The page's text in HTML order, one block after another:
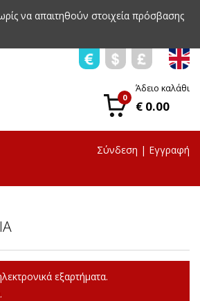
να απαιτηθούν στοιχεία πρόσβασης
0
Άδειο καλάθι
€ 0.00
Σύνδεση | Εγγραφή
εξαρτήματα.